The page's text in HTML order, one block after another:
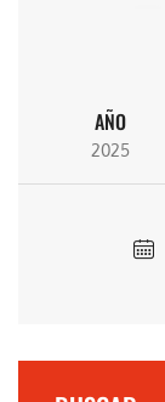
AÑO
2025